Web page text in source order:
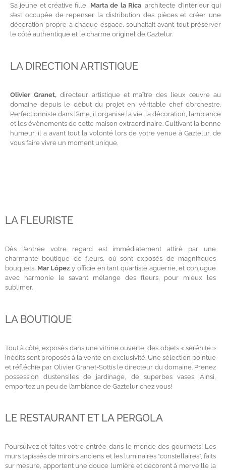
Sa jeune et créative fille, Marta de la Rica, architecte d’intérieur qui
s’est occupée de repenser la distribution des pièces et créer une
décoration propre à chaque espace, souhaitait avant tout préserver
le côté authentique et le charme originel de Gaztelur.
LA DIRECTION ARTISTIQUE
Olivier Granet,directeur artistique et maître des lieux œuvre au
domaine depuis le début du projet en véritable chef d’orchestre.
Perfectionniste dans l’âme, il organise la vie, la décoration, l’ambiance
et les évènements de cette maison extraordinaire. Cultivant la bonne
humeur, il a avant tout la volonté lors de votre venue à Gaztelur, de
vous faire vivre un moment unique.
LA FLEURISTE
Dès l’entrée votre regard est immédiatement attiré par une
charmante boutique de fleurs, où sont exposés de magnifiques
bouquets. Mar López y officie en tant qu’artiste aguerrie, et conjugue
avec harmonie le savant mélange des fleurs, pour mieux les
sublimer.
LA BOUTIQUE
Tout à côté, exposés dans une vitrine ouverte, des objets « sérénité »
inédits sont proposés à la vente en exclusivité. Une sélection pointue
et réfléchie par Olivier Granet-Sottis le directeur du domaine. Prenez
possession d’ustensiles de jardinage, de superbes vases. Ainsi,
emportez un peu de l’ambiance de Gaztelur chez vous!
LE RESTAURANT ET LA PERGOLA
Poursuivez et faites votre entrée dans le monde des gourmets! Les
murs tapissés de miroirs anciens et les luminaires “constellaires”, faits
sur mesure, apportent une douce lumière et décorent à merveille la